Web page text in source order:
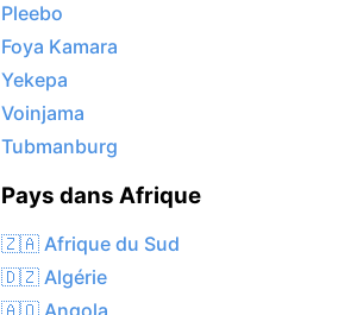
Pleebo
Foya Kamara
Yekepa
Voinjama
Tubmanburg
Pays dans Afrique
🇿🇦 Afrique du Sud
🇩🇿 Algérie